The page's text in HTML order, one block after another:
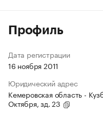
Профиль
Дата регистрации
16 ноября 2011
Юридический адрес
Кемеровская область -
Октября, зд. 23